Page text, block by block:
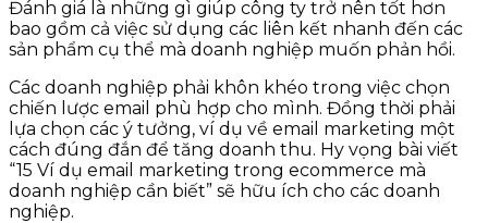
Đánh giá là những gì giúp công ty trở nên tốt hơn
bao gồm cả việc sử dụng các liên kết nhanh đến các
sản phẩm cụ thể mà doanh nghiệp muốn phản hồi.
Các doanh nghiệp phải khôn khéo trong việc chọn
chiến lược email phù hợp cho mình. Đồng thời phải
lựa chọn các ý tưởng, ví dụ về email marketing một
cách đúng đắn để tăng doanh thu. Hy vọng bài viết
“15 Ví dụ email marketing trong ecommerce mà
doanh nghiệp cần biết” sẽ hữu ích cho các doanh
nghiệp.